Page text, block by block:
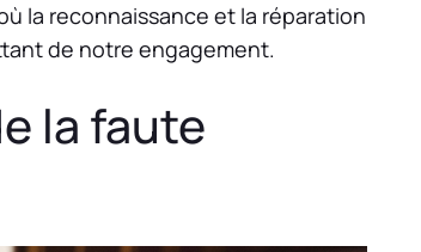
la reconnaissance et la réparation
de notre engagement.
la faute